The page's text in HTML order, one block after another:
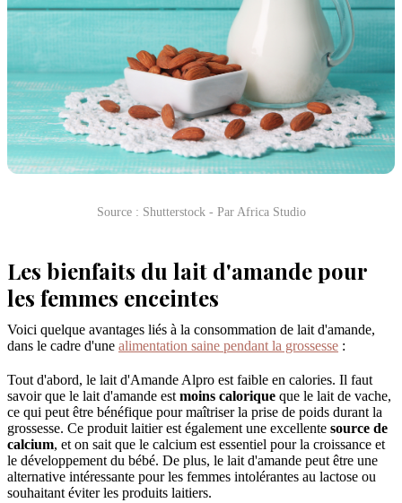
Source : Shutterstock - Par Africa Studio
Les bienfaits du lait d'amande pour
les femmes enceintes
Voici quelque avantages liés à la consommation de lait d'amande,
dans le cadre d'une alimentation saine pendant la grossesse :
Tout d'abord, le lait d'Amande Alpro est faible en calories. Il faut
savoir que le lait d'amande est moins calorique que le lait de vache,
ce qui peut être bénéfique pour maîtriser la prise de poids durant la
grossesse. Ce produit laitier est également une excellente source de
calcium, et on sait que le calcium est essentiel pour la croissance et
le développement du bébé. De plus, le lait d'amande peut être une
alternative intéressante pour les femmes intolérantes au lactose ou
souhaitant éviter les produits laitiers.